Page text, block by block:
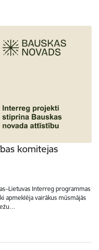
komitejas
Interreg programmas
apmeklēja vairākus mūsmājās